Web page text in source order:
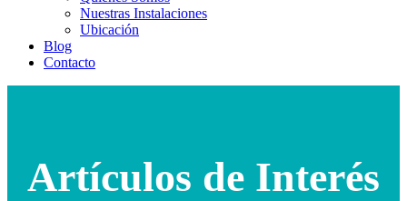
Nuestras Instalaciones
Ubicación
Blog
Contacto
Artículos de Interés